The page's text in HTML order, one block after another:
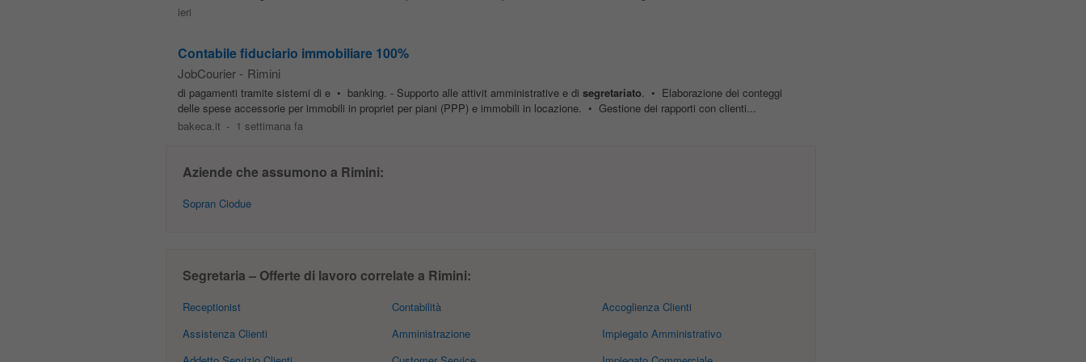
ieri
Contabile fiduciario immobiliare 100%
JobCourier - Rimini
di pagamenti tramite sistemi di e • banking. - Supporto alle attivit amministrative e di segretariato. • Elaborazione dei conteggi
delle spese accessorie per immobili in propriet per piani (PPP) e immobili in locazione. • Gestione dei rapporti con clienti...
bakeca.it - 1 settimana fa
Aziende che assumono a Rimini:
Sopran Ciodue
Segretaria – Offerte di lavoro correlate a Rimini:
Receptionist
Assistenza Clienti
Contabilità
Amministrazione
Accoglienza Clienti
Impiegato Amministrativo